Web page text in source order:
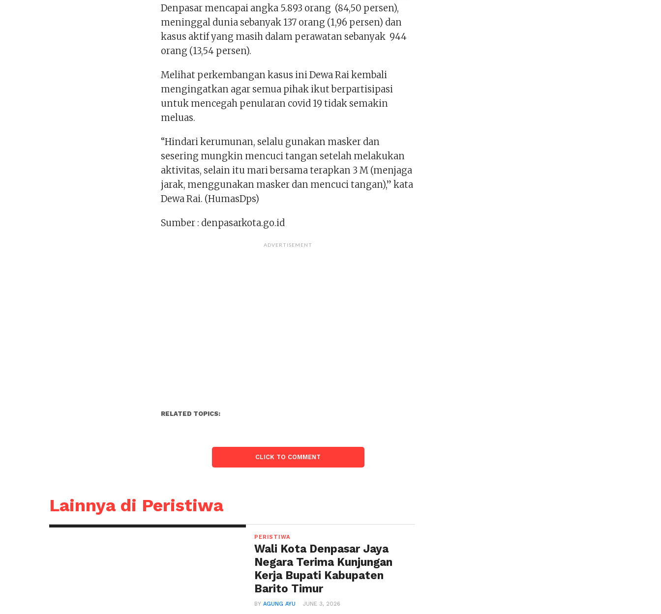
Denpasar mencapai angka 5.893 orang (84,50 persen),
meninggal dunia sebanyak 137 orang (1,96 persen) dan
kasus aktif yang masih dalam perawatan sebanyak 944
orang (13,54 persen).
Melihat perkembangan kasus ini Dewa Rai kembali
mengingatkan agar semua pihak ikut berpartisipasi
untuk mencegah penularan covid 19 tidak semakin
meluas.
“Hindari kerumunan, selalu gunakan masker dan
sesering mungkin mencuci tangan setelah melakukan
aktivitas, selain itu mari bersama terapkan 3 M (menjaga
jarak, menggunakan masker dan mencuci tangan),” kata
Dewa Rai. (HumasDps)
Sumber : denpasarkota.go.id
ADVERTISEMENT
RELATED TOPICS:
CLICK TO COMMENT
Lainnya di Peristiwa
PERISTIWA
Wali Kota Denpasar Jaya
Negara Terima Kunjungan
Kerja Bupati Kabupaten
Barito Timur
BYAGUNG AYU JUNE 3, 2026